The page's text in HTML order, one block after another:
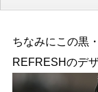
ちなみにこの黒
REFRESHのデ